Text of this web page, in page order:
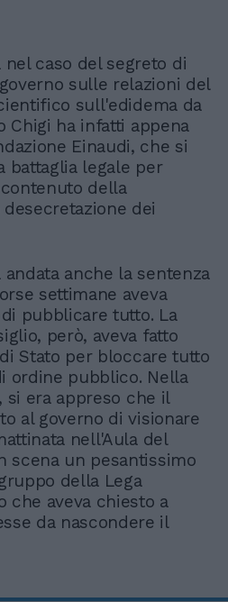
caso del segreto di
sulle relazioni del
sull'edidema da
Chigi ha infatti appena
Einaudi, che si
battaglia legale per
della
dei
anche la sentenza
settimane aveva
pubblicare tutto. La
però, aveva fatto
Stato per bloccare tutto
ordine pubblico. Nella
si era appreso che il
al governo di visionare
nell'Aula del
scena un pesantissimo
della Lega
che aveva chiesto a
da nascondere il